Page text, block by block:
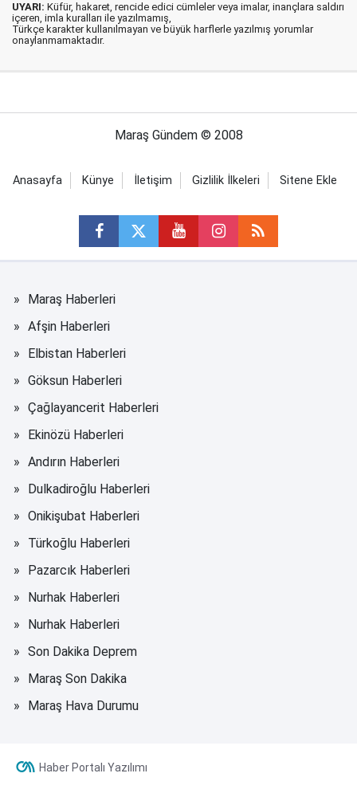
UYARI: Küfür, hakaret, rencide edici cümleler veya imalar, inançlara saldırı
içeren, imla kuralları ile yazılmamış,
Türkçe karakter kullanılmayan ve büyük harflerle yazılmış yorumlar
onaylanmamaktadır.
Maraş Gündem © 2008
Anasayfa Künye İletişim Gizlilik İlkeleri Sitene Ekle
Maraş Haberleri
Afşin Haberleri
Elbistan Haberleri
Göksun Haberleri
Çağlayancerit Haberleri
Ekinözü Haberleri
Andırın Haberleri
Dulkadiroğlu Haberleri
Onikişubat Haberleri
Türkoğlu Haberleri
Pazarcık Haberleri
Nurhak Haberleri
Nurhak Haberleri
Son Dakika Deprem
Maraş Son Dakika
Maraş Hava Durumu
Haber Portalı Yazılımı